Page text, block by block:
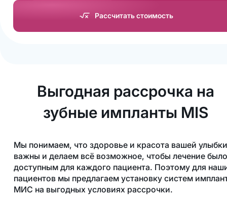
Рассчитать стоимость
Выгодная рассрочка на
зубные импланты MIS
Мы понимаем, что здоровье и красота вашей улыбки
важны и делаем всё возможное, чтобы лечение было
доступным для каждого пациента. Поэтому для
пациентов мы предлагаем установку систем
МИС на выгодных условиях рассрочки.